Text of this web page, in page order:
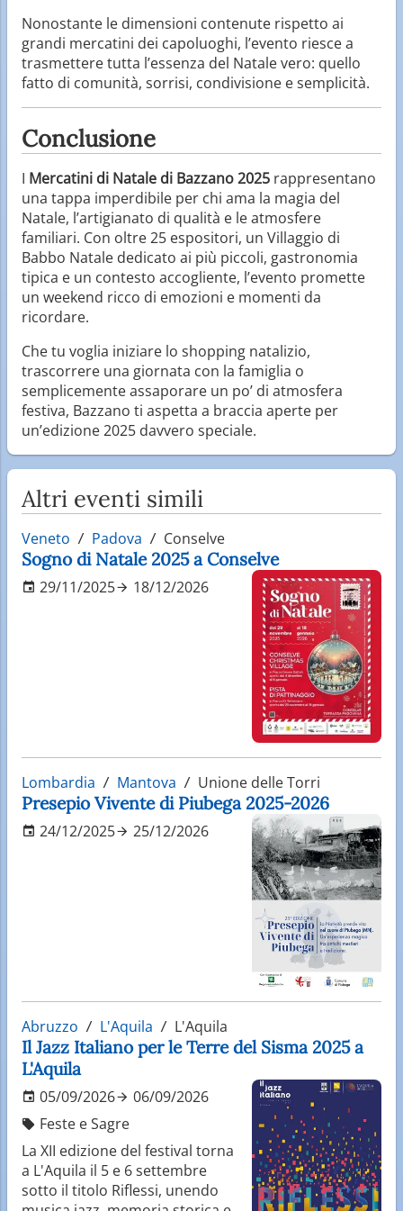
Nonostante le dimensioni contenute rispetto ai
grandi mercatini dei capoluoghi, l’evento riesce a
trasmettere tutta l’essenza del Natale vero: quello
fatto di comunità, sorrisi, condivisione e semplicità.
Conclusione
I Mercatini di Natale di Bazzano 2025 rappresentano
una tappa imperdibile per chi ama la magia del
Natale, l’artigianato di qualità e le atmosfere
familiari. Con oltre 25 espositori, un Villaggio di
Babbo Natale dedicato ai più piccoli, gastronomia
tipica e un contesto accogliente, l’evento promette
un weekend ricco di emozioni e momenti da
ricordare.
Che tu voglia iniziare lo shopping natalizio,
trascorrere una giornata con la famiglia o
semplicemente assaporare un po’ di atmosfera
festiva, Bazzano ti aspetta a braccia aperte per
un’edizione 2025 davvero speciale.
Altri eventi simili
Veneto Padova Conselve
Sogno di Natale 2025 a Conselve
29/11/2025 18/12/2026
Lombardia Mantova Unione delle Torri
Presepio Vivente di Piubega 2025-2026
24/12/2025 25/12/2026
Abruzzo L'Aquila L'Aquila
Il Jazz Italiano per le Terre del Sisma 2025 a
L'Aquila
05/09/2026
06/09/2026
Feste e Sagre
La XII edizione del festival torna
a L'Aquila il 5 e 6 settembre
sotto il titolo Riflessi, unendo